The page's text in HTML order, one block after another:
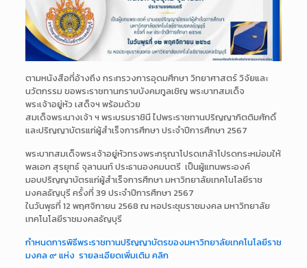
ตามหนังสือที่อ้างถึง กระทรวงการอุดมศึกษา วิทยาศาสตร์ วิจัยและ
นวัตกรรม ขอพระราชทานกราบบังคมทูลเชิญ พระบาทสมเด็จ
พระเจ้าอยู่หัว เสด็จฯ พร้อมด้วย
สมเด็จพระนางเจ้า ฯ พระบรมราชินี ไปพระราชทานปริญญากิตติมศักดิ์
และปริญญาบัตรแก่ผู้สำเร็จการศึกษา ประจำปีการศึกษา 2567
พระบาทสมเด็จพระเจ้าอยู่หัวทรงพระกรุณาโปรดเกล้าโปรดกระหม่อมให้
พลเอก สุรยุทธ์ จุลานนท์ ประธานองคมนตรี เป็นผู้แทนพระองค์
มอบปริญญาบัตรแก่ผู้สำเร็จการศึกษา มหาวิทยาลัยเทคโนโลยีราช
มงคลธัญบุรี ครั้งที่ 39 ประจำปีการศึกษา 2567
ในวันพุธที่ 12 พฤศจิกายน 2568 ณ หอประชุมราชมงคล มหาวิทยาลัย
เทคโนโลยีราชมงคลธัญบุรี
กำหนดการพิธีพระราชทานปริญญาบัตรของมหาวิทยาลัยเทคโนโลยีราช
มงคล ๙ แห่ง รายละเอียดเพิ่มเติม คลิก